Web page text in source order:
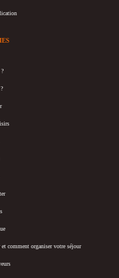
comment organiser votre séjour